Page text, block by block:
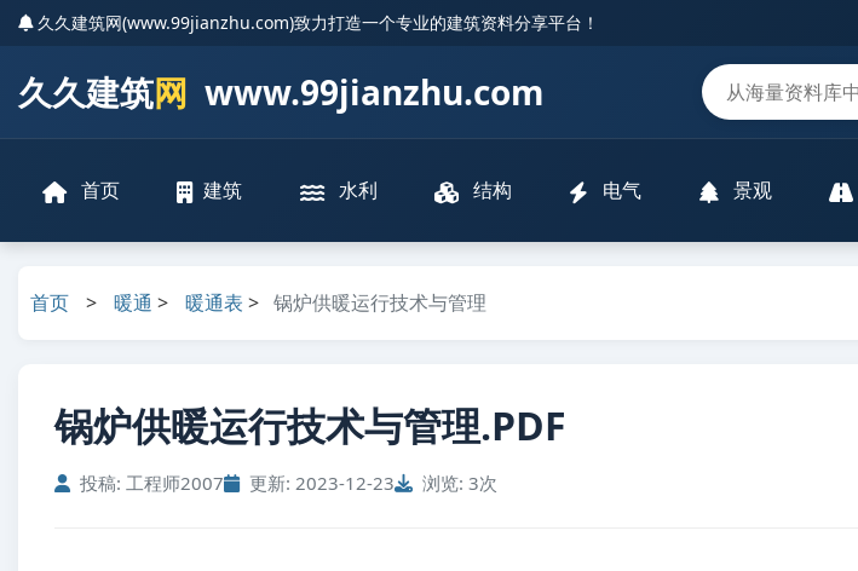
久久建筑网(www.99jianzhu.com)致力打造一个专业的建筑资料分享平台！
久久建筑网 www.99jianzhu.com
首页 建筑 水利 结构 电气 景观
首页 > 暖通 > 暖通表 > 锅炉供暖运行技术与管理
锅炉供暖运行技术与管理.PDF
投稿: 工程师2007 更新: 2023-12-23 浏览: 3次